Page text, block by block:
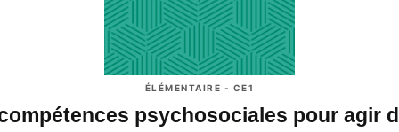
ÉLÉMENTAIRE - CE1
psychosociales pour agir